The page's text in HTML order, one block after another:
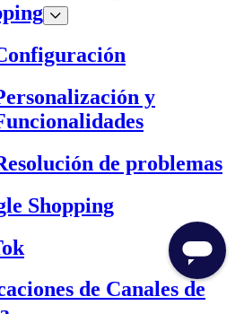
y
de problemas
Shopping
de Canales de